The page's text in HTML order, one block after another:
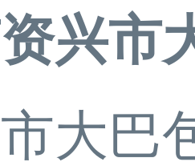
兴市
大巴